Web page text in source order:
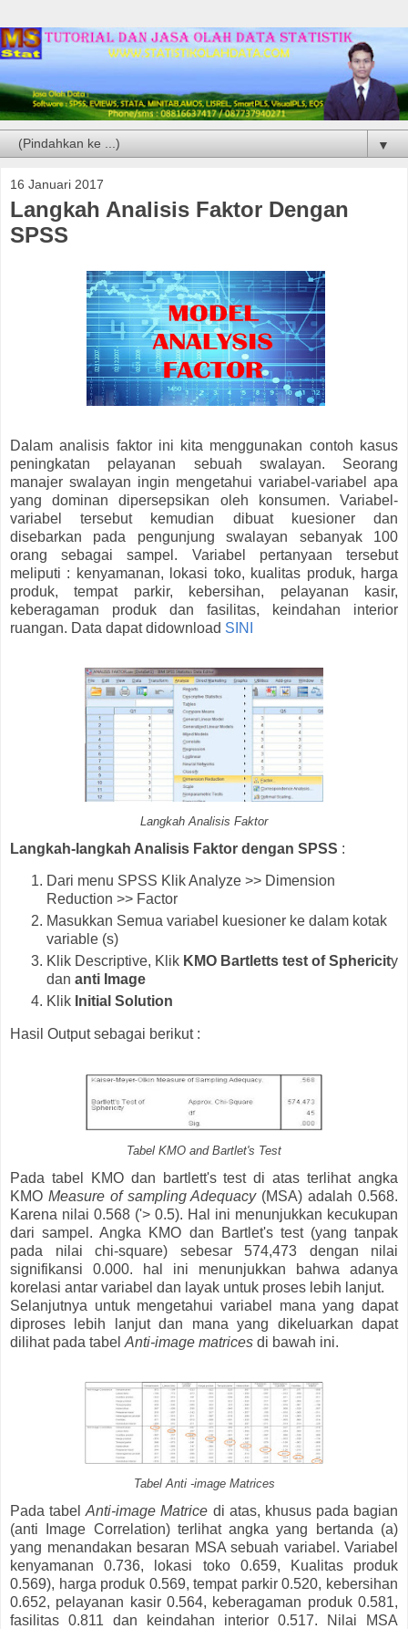
▼
16 Januari 2017
Langkah Analisis Faktor Dengan
SPSS
Dalam analisis faktor ini kita menggunakan contoh kasus
peningkatan pelayanan sebuah swalayan. Seorang
manajer swalayan ingin mengetahui variabel-variabel apa
yang dominan dipersepsikan oleh konsumen. Variabel-
variabel tersebut kemudian dibuat kuesioner dan
disebarkan pada pengunjung swalayan sebanyak 100
orang sebagai sampel. Variabel pertanyaan tersebut
meliputi : kenyamanan, lokasi toko, kualitas produk, harga
produk, tempat parkir, kebersihan, pelayanan kasir,
keberagaman produk dan fasilitas, keindahan interior
ruangan. Data dapat didownload SINI
Langkah Analisis Faktor
Langkah-langkah Analisis Faktor dengan SPSS :
Dari menu SPSS Klik Analyze >> Dimension
Reduction >> Factor
Masukkan Semua variabel kuesioner ke dalam kotak
variable (s)
Klik Descriptive, Klik KMO Bartletts test of Sphericity
dan anti Image
Klik Initial Solution
Hasil Output sebagai berikut :
Tabel KMO and Bartlet's Test
Pada tabel KMO dan bartlett's test di atas terlihat angka
KMO Measure of sampling Adequacy(MSA) adalah 0.568.
Karena nilai 0.568 ('> 0.5). Hal ini menunjukkan kecukupan
dari sampel. Angka KMO dan Bartlet's test (yang tanpak
pada nilai chi-square) sebesar 574,473 dengan nilai
signifikansi 0.000. hal ini menunjukkan bahwa adanya
korelasi antar variabel dan layak untuk proses lebih lanjut.
Selanjutnya untuk mengetahui variabel mana yang dapat
diproses lebih lanjut dan mana yang dikeluarkan dapat
dilihat pada tabel Anti-image matrices di bawah ini.
Tabel Anti -image Matrices
Pada tabelAnti-image Matrice di atas, khusus pada bagian
(anti Image Correlation) terlihat angka yang bertanda (a)
yang menandakan besaran MSA sebuah variabel. Variabel
kenyamanan 0.736, lokasi toko 0.659, Kualitas produk
0.569), harga produk 0.569, tempat parkir 0.520, kebersihan
0.652, pelayanan kasir 0.564, keberagaman produk 0.581,
fasilitas 0.811 dan keindahan interior 0.517. Nilai MSA